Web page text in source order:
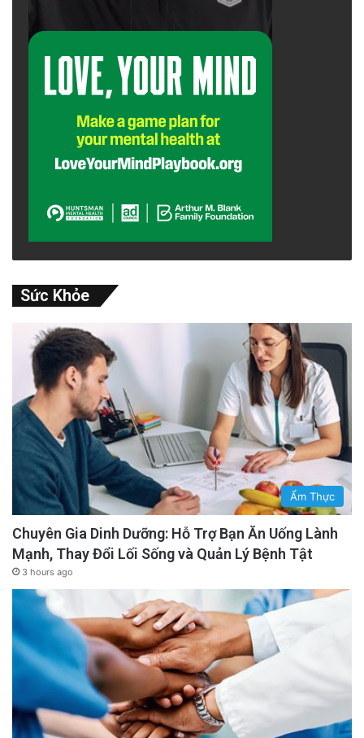
Sức Khỏe
Ẩm Thực
Chuyên Gia Dinh Dưỡng: Hỗ Trợ Bạn Ăn Uống Lành
Mạnh, Thay Đổi Lối Sống và Quản Lý Bệnh Tật
3 hours ago